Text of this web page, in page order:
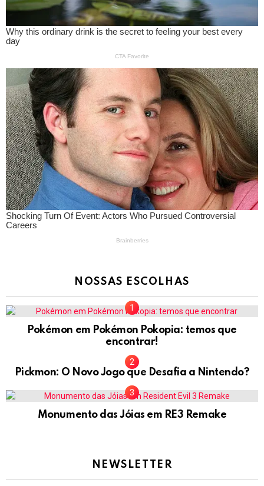
NOSSAS ESCOLHAS
Pokémon em Pokémon Pokopia: temos que
encontrar!
Pickmon: O Novo Jogo que Desafia a Nintendo?
Monumento das Jóias em RE3 Remake
NEWSLETTER